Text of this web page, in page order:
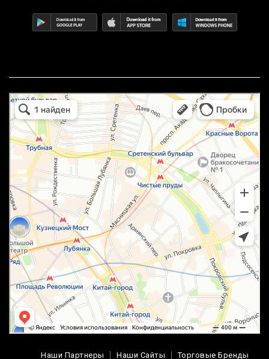
маркетплейс охотный ряд в Москве
Москва
Наши Партнеры Наши Сайты Торговые Бренды